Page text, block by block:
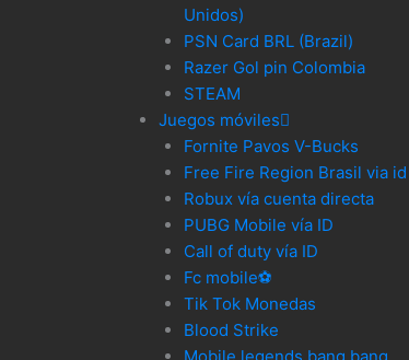
Unidos)
PSN Card BRL (Brazil)
Razer Gol pin Colombia
STEAM
Juegos móviles
Fornite Pavos V-Bucks
Free Fire Region Brasil via id
Robux vía cuenta directa
PUBG Mobile vía ID
Call of duty vía ID
Fc mobile⚽
Tik Tok Monedas
Blood Strike